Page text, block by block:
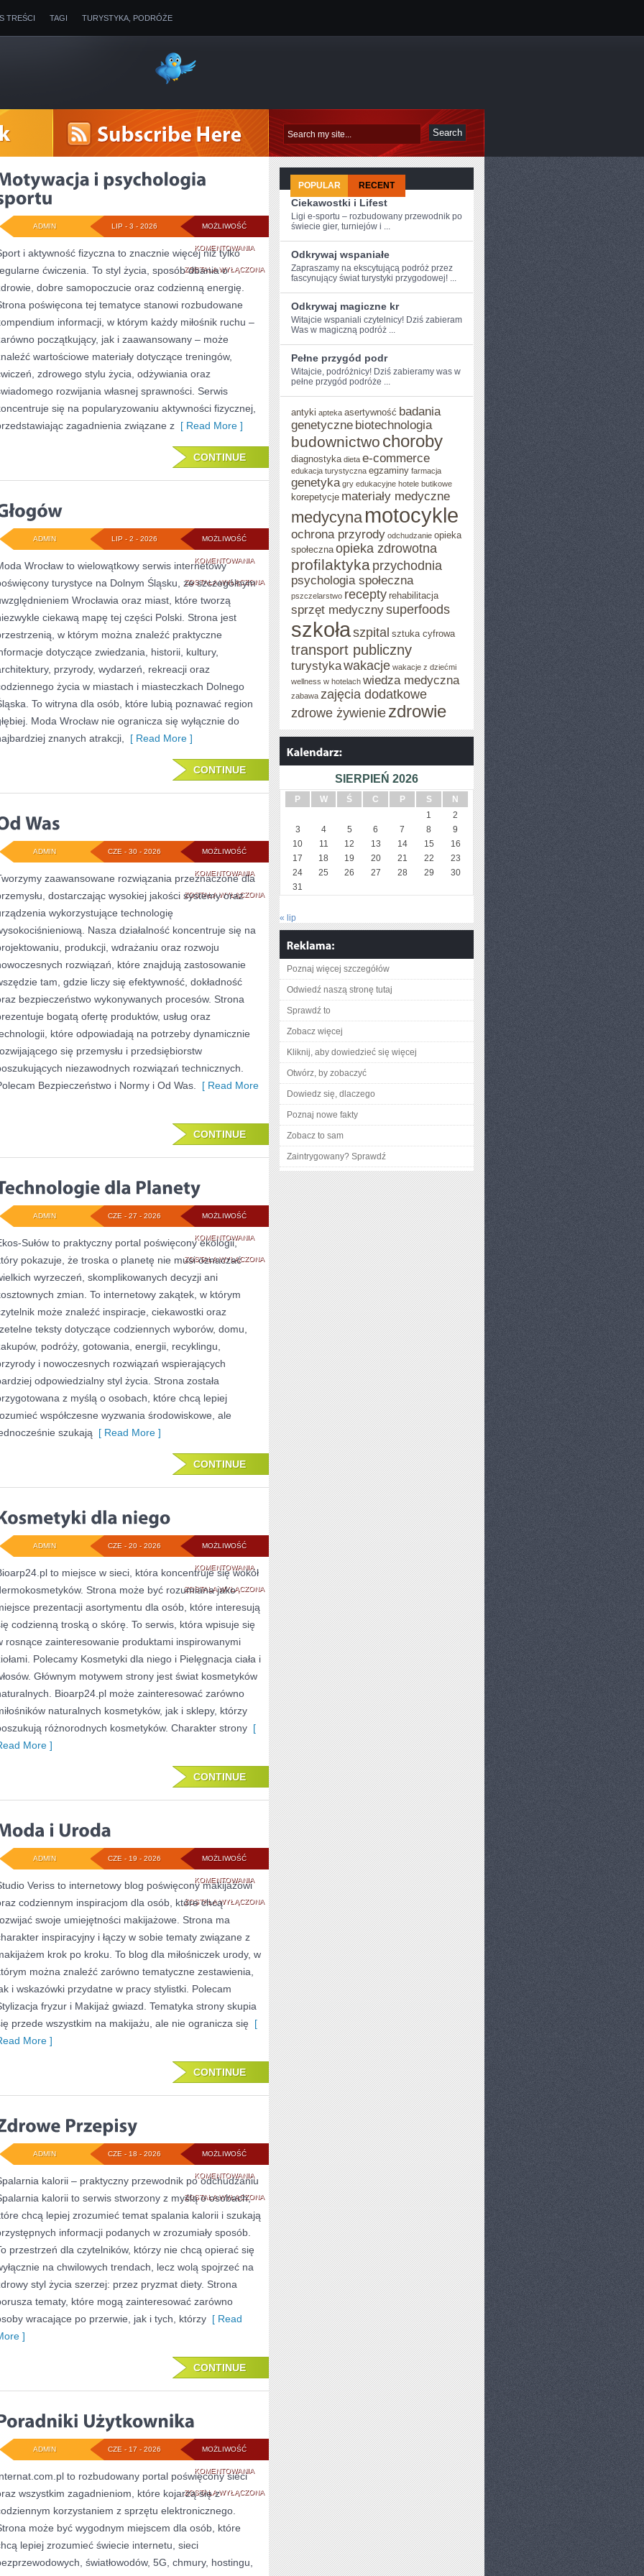
TREŚCI TAGI TURYSTYKA, PODRÓŻE
MOŻLIWOŚĆ
KOMENTOWANIAMOTYWACJA
I
PSYCHOLOGIA
SPORTU
ZOSTAŁA WYŁĄCZONA
LIP - 3 - 2026
ADMIN
i aktywność fizyczna to znacznie więcej niż tylko
ćwiczenia. To styl życia, sposób dbania o
dobre samopoczucie oraz codzienną energię.
poświęcona tej tematyce stanowi rozbudowane
informacji, w którym każdy miłośnik ruchu –
początkujący, jak i zaawansowany – może
wartościowe materiały dotyczące treningów,
zdrowego stylu życia, odżywiania oraz
rozwijania własnej sprawności. Serwis
się na popularyzowaniu aktywności fizycznej,
zagadnienia związane z [ Read More ]
CONTINUE
MOŻLIWOŚĆ
KOMENTOWANIAGŁOGÓW
ZOSTAŁA WYŁĄCZONA
LIP - 2 - 2026
ADMIN
Wrocław to wielowątkowy serwis internetowy
turystyce na Dolnym Śląsku, ze szczególnym
Wrocławia oraz miast, które tworzą
ciekawą mapę tej części Polski. Strona jest
w którym można znaleźć praktyczne
dotyczące zwiedzania, historii, kultury,
przyrody, wydarzeń, rekreacji oraz
życia w miastach i miasteczkach Dolnego
To witryna dla osób, które lubią poznawać region
Moda Wrocław nie ogranicza się wyłącznie do
znanych atrakcji,
[ Read More ]
CONTINUE
MOŻLIWOŚĆ
KOMENTOWANIAOD
WAS
ZOSTAŁA WYŁĄCZONA
CZE - 30 - 2026
ADMIN
zaawansowane rozwiązania przeznaczone dla
dostarczając wysokiej jakości systemy oraz
wykorzystujące technologię
Nasza działalność koncentruje się na
produkcji, wdrażaniu oraz rozwoju
rozwiązań, które znajdują zastosowanie
tam, gdzie liczy się efektywność, dokładność
bezpieczeństwo wykonywanych procesów. Strona
bogatą ofertę produktów, usług oraz
które odpowiadają na potrzeby dynamicznie
się przemysłu i przedsiębiorstw
niezawodnych rozwiązań technicznych.
Bezpieczeństwo i Normy i Od Was.
[ Read More
CONTINUE
MOŻLIWOŚĆ
KOMENTOWANIATECHNOLOGIE
DLA
PLANETY
ZOSTAŁA WYŁĄCZONA
CZE - 27 - 2026
ADMIN
Sułów to praktyczny portal poświęcony ekologii,
pokazuje, że troska o planetę nie musi oznaczać
wyrzeczeń, skomplikowanych decyzji ani
zmian. To internetowy zakątek, w którym
może znaleźć inspiracje, ciekawostki oraz
teksty dotyczące codziennych wyborów, domu,
podróży, gotowania, energii, recyklingu,
i nowoczesnych rozwiązań wspierających
odpowiedzialny styl życia. Strona została
z myślą o osobach, które chcą lepiej
współczesne wyzwania środowiskowe, ale
szukają [ Read More ]
CONTINUE
MOŻLIWOŚĆ
KOMENTOWANIAKOSMETYKI
DLA
NIEGO
ZOSTAŁA WYŁĄCZONA
CZE - 20 - 2026
ADMIN
to miejsce w sieci, która koncentruje się wokół
Strona może być rozumiana jako
prezentacji asortymentu dla osób, które interesują
codzienną troską o skórę. To serwis, która wpisuje się
rosnące zainteresowanie produktami inspirowanymi
Polecamy Kosmetyki dla niego i Pielęgnacja ciała i
Głównym motywem strony jest świat kosmetyków
Bioarp24.pl może zainteresować zarówno
naturalnych kosmetyków, jak i sklepy, którzy
różnorodnych kosmetyków. Charakter strony [
More ]
CONTINUE
MOŻLIWOŚĆ
KOMENTOWANIAMODA
I
URODA
ZOSTAŁA WYŁĄCZONA
CZE - 19 - 2026
ADMIN
Veriss to internetowy blog poświęcony makijażowi
codziennym inspiracjom dla osób, które chcą
swoje umiejętności makijażowe. Strona ma
inspiracyjny i łączy w sobie tematy związane z
krok po kroku. To blog dla miłośniczek urody, w
można znaleźć zarówno tematyczne zestawienia,
i wskazówki przydatne w pracy stylistki. Polecam
fryzur i Makijaż gwiazd. Tematyka strony skupia
przede wszystkim na makijażu, ale nie ogranicza się [
More ]
CONTINUE
MOŻLIWOŚĆ
KOMENTOWANIAZDROWE
PRZEPISY
ZOSTAŁA WYŁĄCZONA
CZE - 18 - 2026
ADMIN
kalorii – praktyczny przewodnik po odchudzaniu
kalorii to serwis stworzony z myślą o osobach,
chcą lepiej zrozumieć temat spalania kalorii i szukają
informacji podanych w zrozumiały sposób.
przestrzeń dla czytelników, którzy nie chcą opierać się
na chwilowych trendach, lecz wolą spojrzeć na
styl życia szerzej: przez pryzmat diety. Strona
tematy, które mogą zainteresować zarówno
wracające po przerwie, jak i tych, którzy [ Read
]
CONTINUE
MOŻLIWOŚĆ
KOMENTOWANIAPORADNIKI
UŻYTKOWNIKA
ZOSTAŁA WYŁĄCZONA
CZE - 17 - 2026
ADMIN
to rozbudowany portal poświęcony sieci
wszystkim zagadnieniom, które kojarzą się z
korzystaniem z sprzętu elektronicznego.
może być wygodnym miejscem dla osób, które
lepiej zrozumieć świecie internetu, sieci
światłowodów, 5G, chmury, hostingu,
POPULAR RECENT
Ciekawostki i Lifest
Ligi e-sportu – rozbudowany przewodnik po
świecie gier, turniejów i ...
Odkrywaj wspaniałe
Zapraszamy na ekscytującą podróż przez
fascynujący świat turystyki przygodowej! ...
Odkrywaj magiczne kr
Witajcie wspaniali czytelnicy! Dziś zabieram
Was⁢ w magiczną podróż ...
Pełne przygód podr
Witajcie, podróżnicy! Dziś zabieramy was w
pełne przygód podróże​ ...
antyki apteka asertywność badania
genetyczne biotechnologia
budownictwo choroby
diagnostyka dieta e-commerce
edukacja turystyczna egzaminy farmacja
genetyka gry edukacyjne hotele butikowe
korepetycje materiały medyczne
medycyna motocykle
ochrona przyrody odchudzanie opieka
społeczna opieka zdrowotna
profilaktyka przychodnia
psychologia społeczna
pszczelarstwo recepty rehabilitacja
sprzęt medycznysuperfoods
szkołaszpital sztuka cyfrowa
transport publiczny
turystykawakacje wakacje z dziećmi
wellness w hotelach wiedza medyczna
zabawa zajęcia dodatkowe
zdrowe żywienie zdrowie
SIERPIEŃ 2026
P W Ś C P S
N
1
2
3
4 5 6 7 8
9
10
11 12 13 14 15
16
17
18 19 20 21 22
23
24
25 26 27 28 29
30
31
« lip
Poznaj więcej szczegółów
Odwiedź naszą stronę tutaj
Sprawdź to
Zobacz więcej
Kliknij, aby dowiedzieć się więcej
Otwórz, by zobaczyć
Dowiedz się, dlaczego
Poznaj nowe fakty
Zobacz to sam
Zaintrygowany? Sprawdź